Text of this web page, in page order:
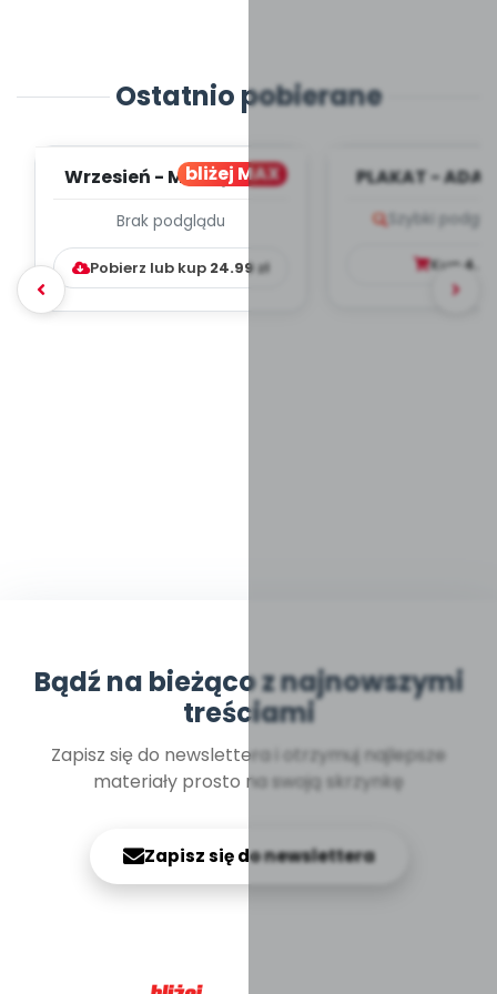
Ostatnio pobierane
bliżej MAX
Wrzesień - MIESIĘCZNY
WYCHOWAWCZO –
DYDAKTYC...
Brak podglądu
Pobierz lub kup 24.99 zł
PLAKAT -
Szybki
Kup
Bądź na bieżąco z najnowszymi
treściami
Zapisz się do newslettera i otrzymuj najlepsze
materiały prosto na swoją skrzynkę
Zapisz się do newslettera